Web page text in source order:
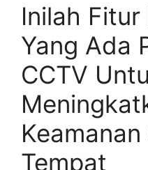
Inilah Fitur
Yang Ada
CCTV
Tempat